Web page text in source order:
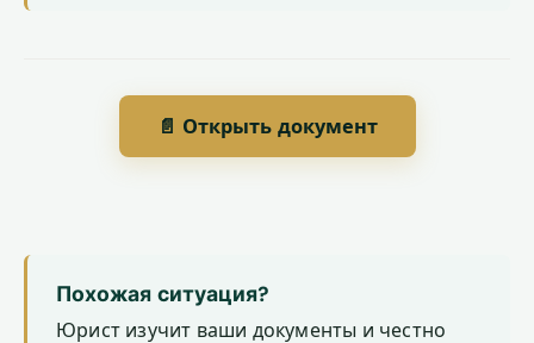
📄 Открыть документ
Похожая ситуация?
Юрист изучит ваши документы и честно